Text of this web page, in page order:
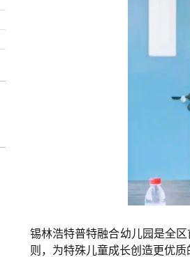
锡林浩特普特融合幼儿园是全区
则，为特殊儿童成长创造更优质